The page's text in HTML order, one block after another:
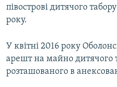
півострові дитячого
року.
У квітні 2016 року
арешт на майно дитячого
розташованого в